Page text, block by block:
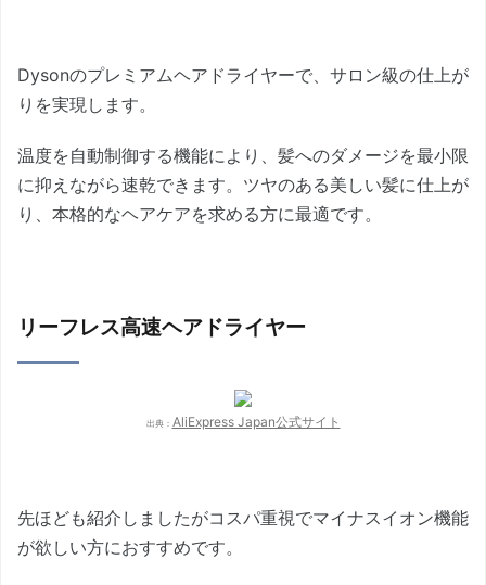
Dysonのプレミアムヘアドライヤーで、サロン級の仕上が
りを実現します。
温度を自動制御する機能により、髪へのダメージを最小限
に抑えながら速乾できます。ツヤのある美しい髪に仕上が
り、本格的なヘアケアを求める方に最適です。
リーフレス高速ヘアドライヤー
出典： AliExpress Japan公式サイト
先ほども紹介しましたがコスパ重視でマイナスイオン機能
が欲しい方におすすめです。